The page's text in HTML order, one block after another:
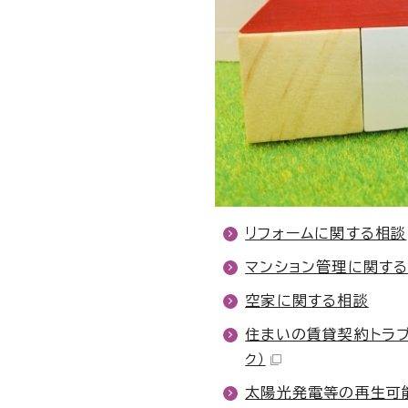
リフォームに関する相談
マンション管理に関す
空家に関する相談
住まいの賃貸契約トラ
ク）
太陽光発電等の再生可